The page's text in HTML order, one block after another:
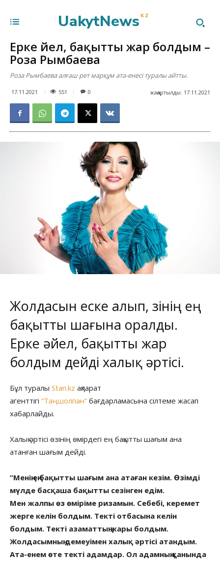
UakytNews KZ
Ерке әйел, бақытты жар болдым –
Роза Рымбаева
Роза Рымбаева алғаш рет марқұм ата-енесі туралы айтты.
17.11.2021 551 жаңартылды: 17.11.2021
0
Жолдасын еске алып, өзінің ең
бақытты шағына оралды.
Ерке әйел, бақытты жар
болдым дейді халық әртісі.
Бұл туралы Stan.kz ақпарат
агенттігі “Таңшолпан” бағдарламасына сілтеме жасап
хабарлайды.
Халық әртісі өзінің өмірдегі ең бақытты шағым ана
атанған шағым дейді.
“Менің ең бақытты шағым ана атаған кезім. Өзімді
мүлде басқаша бақытты сезінген едім.
Мен жалпы өз өміріме ризамын. Себебі, керемет
жерге келін болдым. Текті отбасына келін
болдым. Текті азаматтың жары болдым.
Жолдасымның демеуімен халық әртісі атандым.
Ата-енем өте текті адамдар. Ол адамның қанында